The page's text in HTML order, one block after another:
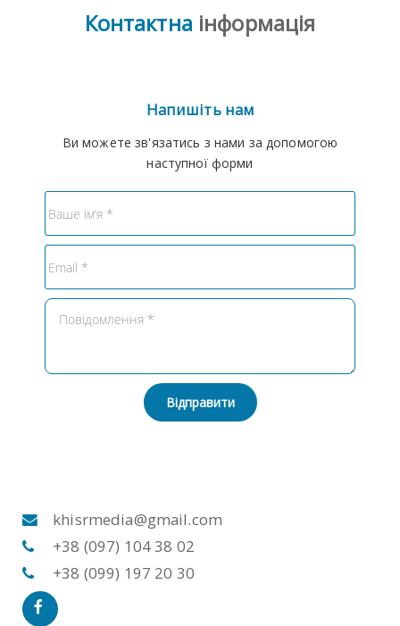
Контактна інформація
Напишіть нам
Ви можете зв'язатись з нами за допомогою
наступної форми
Відправити
khisrmedia@gmail.com
+38 (097) 104 38 02
+38 (099) 197 20 30